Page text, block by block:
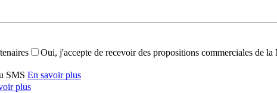
Oui, j'accepte de recevoir des propositions commerciales de
SMS En savoir plus
plus